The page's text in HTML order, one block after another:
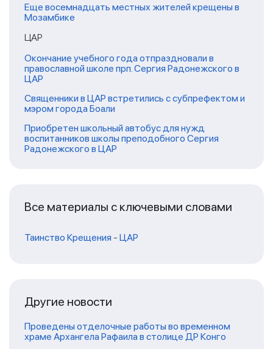
Еще восемнадцать местных жителей крещены в
Мозамбике
ЦАР
Окончание учебного года отпраздновали в
православной школе прп. Сергия Радонежского в
ЦАР
Священники в ЦАР встретились с субпрефектом и
мэром города Боали
Приобретен школьный автобус для нужд
воспитанников школы преподобного Сергия
Радонежского в ЦАР
Все материалы с ключевыми словами
Таинство Крещения - ЦАР
Другие новости
Проведены отделочные работы во временном
храме Архангела Рафаила в столице ДР Конго